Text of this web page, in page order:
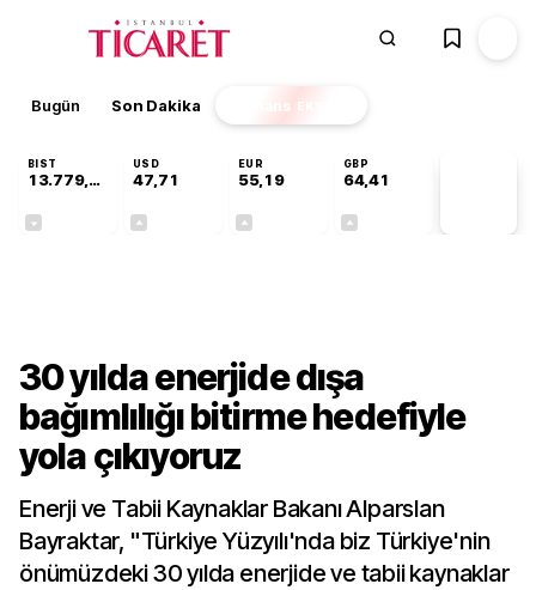
Bugün Son Dakika Finans EKSTRA
BIST
13.779,39
USD
47,71
EUR
55,19
GBP
64,41
30 yılda enerjide dışa
bağımlılığı bitirme hedefiyle
yola çıkıyoruz
Enerji ve Tabii Kaynaklar Bakanı Alparslan
Bayraktar, "Türkiye Yüzyılı'nda biz Türkiye'nin
önümüzdeki 30 yılda enerjide ve tabii kaynaklar